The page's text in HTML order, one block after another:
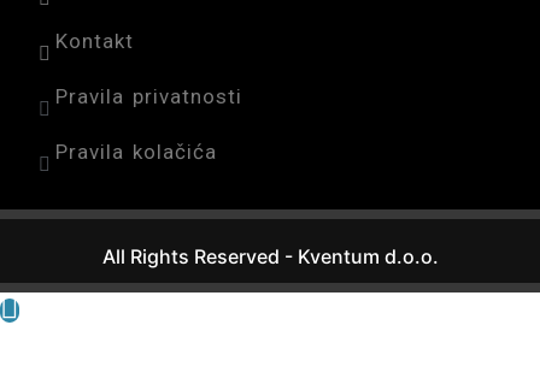
Kontakt
Pravila privatnosti
Pravila kolačića
All Rights Reserved - Kventum d.o.o.